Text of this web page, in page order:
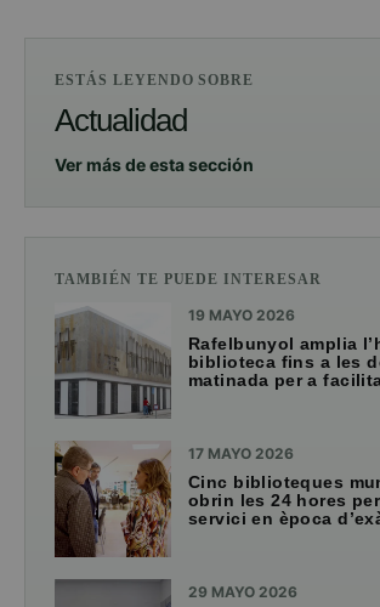
ESTÁS LEYENDO SOBRE
Actualidad
Ver más de esta sección
TAMBIÉN TE PUEDE INTERESAR
19 MAYO 2026
Rafelbunyol amplia
biblioteca fins a les
matinada per a
17 MAYO 2026
Cinc biblioteques
obrin les 24 hores
servici en època
29 MAYO 2026